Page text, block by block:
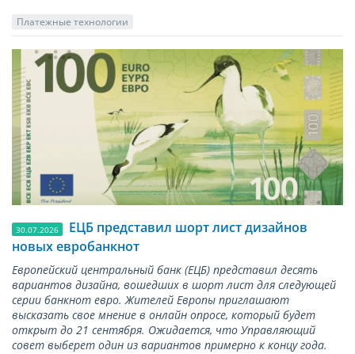
Платежные технологии
30.07.2026
ЕЦБ представил шорт лист дизайнов
новых евробанкнот
Европейский центральный банк (ЕЦБ) представил десять
вариантов дизайна, вошедших в шорт лист для следующей
серии банкнот евро. Жителей Европы приглашают
высказать свое мнение в онлайн опросе, который будет
открыт до 21 сентября. Ожидается, что Управляющий
совет выберет один из вариантов примерно к концу года.